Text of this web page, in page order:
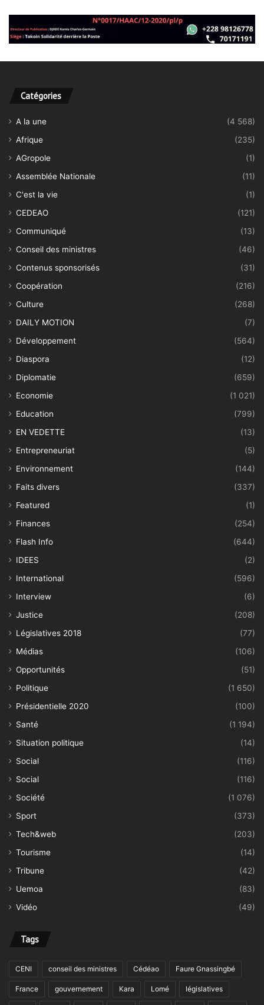
Catégories
A la une
(4 568)
Afrique
(235)
AGropole
(1)
Assemblée Nationale
(11)
C'est la vie
(1)
CEDEAO
(121)
Communiqué
(13)
Conseil des ministres
(46)
Contenus sponsorisés
(31)
Coopération
(216)
Culture
(268)
DAILY MOTION
(7)
Développement
(564)
Diaspora
(12)
Diplomatie
(659)
Economie
(1 021)
Education
(799)
EN VEDETTE
(13)
Entrepreneuriat
(5)
Environnement
(144)
Faits divers
(337)
Featured
(1)
Finances
(254)
Flash Info
(644)
IDEES
(2)
International
(596)
Interview
(6)
Justice
(208)
Législatives 2018
(77)
Médias
(106)
Opportunités
(51)
Politique
(1 650)
Présidentielle 2020
(100)
Santé
(1 194)
Situation politique
(14)
Social
(116)
Social
(116)
Société
(1 076)
Sport
(373)
Tech&web
(203)
Tourisme
(14)
Tribune
(42)
Uemoa
(83)
Vidéo
(49)
Tags
CENI conseil des ministres Cédéao Faure Gnassingbé
France gouvernement Kara Lomé législatives